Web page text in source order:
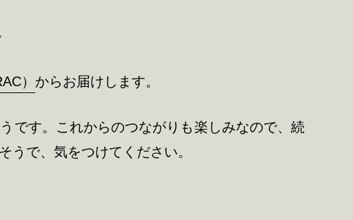
） からお届けします。
です。これからのつながりも楽しみなので、続
うで、気をつけてください。